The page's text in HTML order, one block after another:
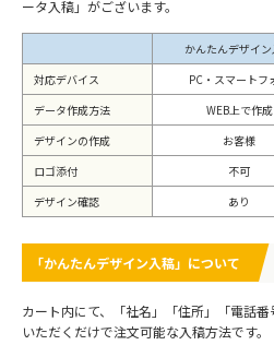
ータ入稿」がございます。
かんたんデザイ
対応デバイス
PC・スマートフ
データ作成方法
WEB上で作成
デザインの作成
お客様
ロゴ添付
不可
デザイン確認
あり
「かんたんデザイン入稿」について
カート内にて、「社名」「住所」「電話
いただくだけで注文可能な入稿方法です。